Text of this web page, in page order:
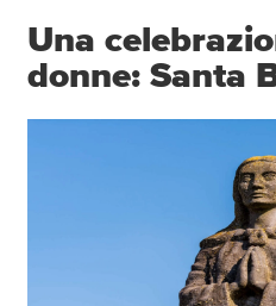
Una
donne: Santa